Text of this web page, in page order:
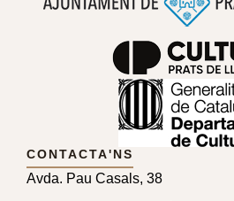
CONTACTA'NS
Avda. Pau Casals, 38